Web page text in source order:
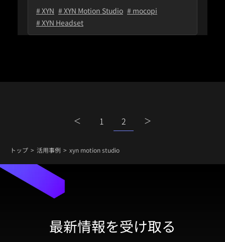
# XYN # XYN Motion Studio # mocopi
# XYN Headset
1 2
トップ 活用事例 xyn motion studio
最新情報を受け取る